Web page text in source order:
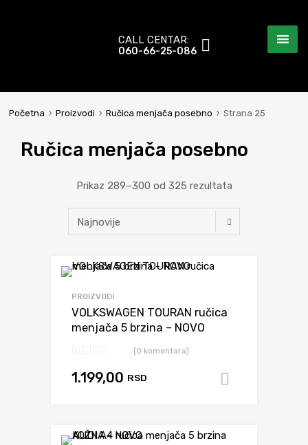
CALL CENTAR:
060-66-25-086
Početna Proizvodi Ručica menjača posebno Strana 25
Ručica menjača posebno
Prikaz 289–300 od 325 rezultata
PROIZVODI
VOLKSWAGEN TOURAN ručica
menjača 5 brzina – NOVO
(0 komentara)
1.199,00 RSD